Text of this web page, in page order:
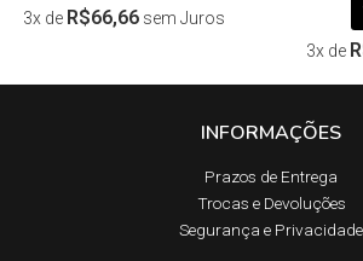
3x de R$66,66 sem Juros
3x de
INFORMAÇÕES
Prazos de Entrega​
Trocas e Devoluções​
Segurança e Privacidade